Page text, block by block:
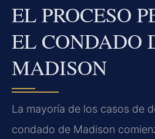
EL PROCESO
EL CONDADO
MADISON
La mayoría de los casos de
condado de Madison